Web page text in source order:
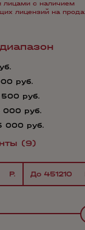
лицами с наличием
лицензий на
руб.
руб.
руб.
000 руб.
(9)
До